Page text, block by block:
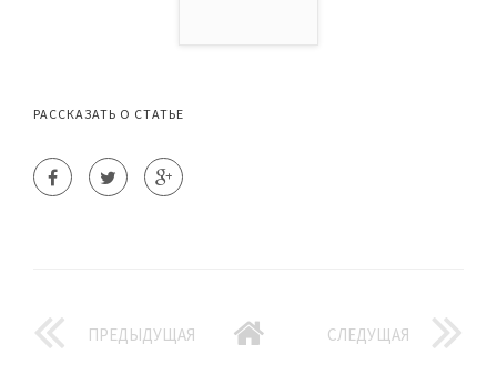
РАССКАЗАТЬ О СТАТЬЕ
ПРЕДЫДУЩАЯ СЛЕДУЩАЯ